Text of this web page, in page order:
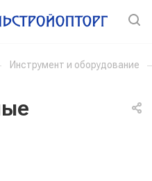
Инструмент и оборудование